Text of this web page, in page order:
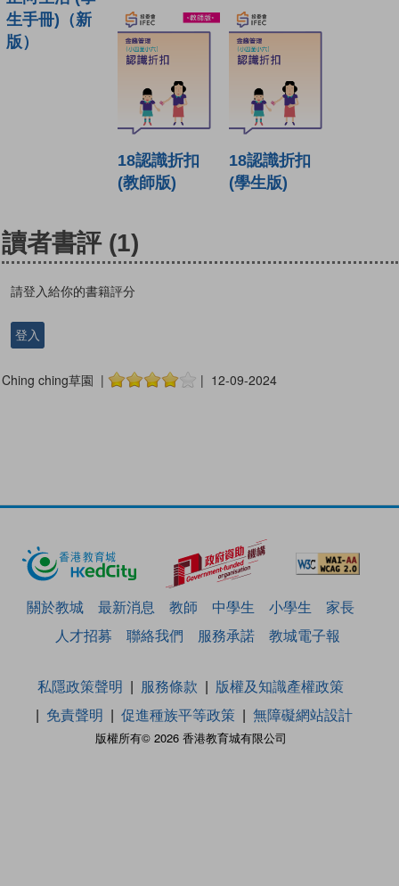
生手冊)（新
版）
18認識折扣
(教師版)
18認識折扣
(學生版)
讀者書評 (1)
請登入給你的書籍評分
登入
Ching ching草園 | | 12-09-2024
關於教城 最新消息 教師 中學生 小學生
家長
人才招募
聯絡我們 服務承諾 教城電子報
版權所有© 2026 香港教育城有限公司
私隱政策聲明 服務條款
版權及知識產權政策
免責聲明
促進種族平等政策 無障礙網站設計